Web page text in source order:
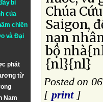
bi
của
chiến
vàĐại
phát
từ
Nam
Chúa
Saigon,
nạn
bộ
{nl}{nl}
Posted on
[ print]